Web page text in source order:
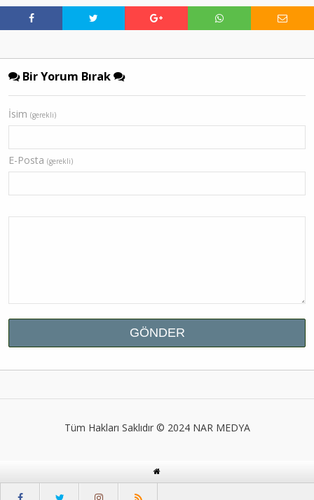
Bir Yorum Bırak
İsim (gerekli)
E-Posta (gerekli)
Tüm Hakları Saklıdır © 2024 NAR MEDYA